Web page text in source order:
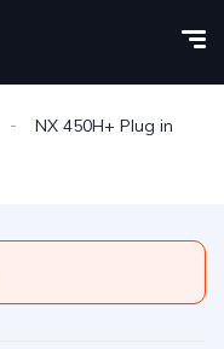
NX 450H+ Plug in